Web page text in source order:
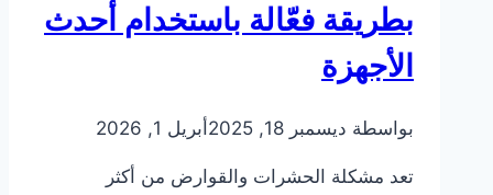
بطريقة فعّالة باستخدام أحدث
الأجهزة
بواسطة ديسمبر 18, 2025 أبريل 1, 2026
تعد مشكلة الحشرات والقوارض من أكثر